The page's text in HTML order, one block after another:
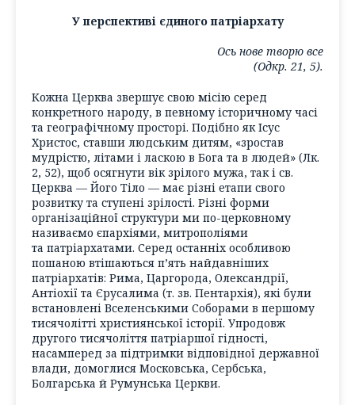
У перспективі єдиного патріархату
Ось нове творю все
(Одкр. 21, 5).
Кожна Церква звершує свою місію серед
конкретного народу, в певному історичному часі
та географічному просторі. Подібно як Ісус
Христос, ставши людським дитям, «зростав
мудрістю, літами і ласкою в Бога та в людей» (Лк.
2, 52), щоб осягнути вік зрілого мужа, так і св.
Церква — Його Тіло — має різні етапи свого
розвитку та ступені зрілості. Різні форми
організаційної структури ми по-церковному
називаємо єпархіями, митрополіями
та патріархатами. Серед останніх особливою
пошаною втішаються п’ять найдавніших
патріархатів: Рима, Царгорода, Олександрії,
Антіохії та Єрусалима (т. зв. Пентархія), які були
встановлені Вселенськими Соборами в першому
тисячолітті християнської історії. Упродовж
другого тисячоліття патріаршої гідності,
насамперед за підтримки відповідної державної
влади, домоглися Московська, Сербська,
Болгарська й Румунська Церкви.